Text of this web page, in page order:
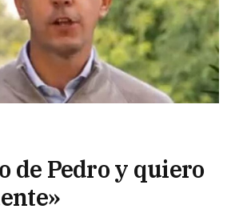
de Pedro y quiero